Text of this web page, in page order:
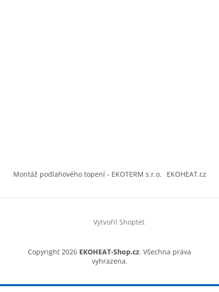
Montáž podlahového topení - EKOTERM s.r.o. EKOHEAT.cz
Vytvořil Shoptet
Copyright 2026 EKOHEAT-Shop.cz. Všechna práva
vyhrazena.